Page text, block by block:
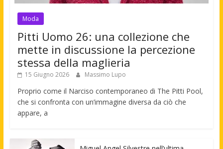
Moda
Pitti Uomo 26: una collezione che
mette in discussione la percezione
stessa della maglieria
15 Giugno 2026 Massimo Lupo
Proprio come il Narciso contemporaneo di The Pitti Pool,
che si confronta con un’immagine diversa da ciò che
appare, a